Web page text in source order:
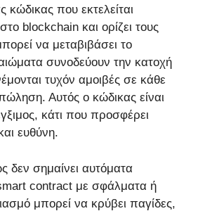
κώδικας που εκτελείται
blockchain και ορίζει τους
να μεταβιβάσει το
συνοδεύουν την κατοχή
τυχόν αμοιβές σε κάθε
Αυτός ο κώδικας είναι
κάτι που προσφέρει
ευθύνη.
δεν σημαίνει αυτόματα
contract με σφάλματα ή
μπορεί να κρύβει παγίδες,